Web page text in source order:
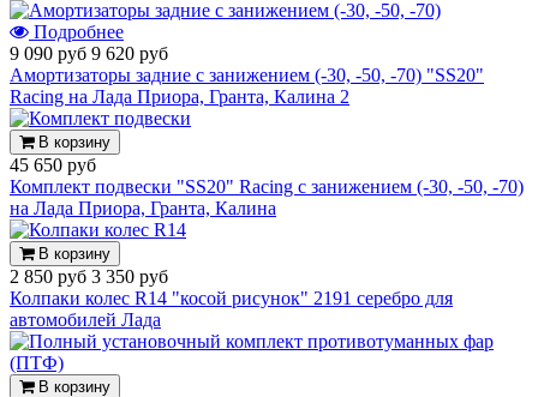
Подробнее
9 090 руб 9 620 руб
Амортизаторы задние с занижением (-30, -50, -70) "SS20"
Racing на Лада Приора, Гранта, Калина 2
В корзину
45 650 руб
Комплект подвески "SS20" Racing с занижением (-30, -50, -70)
на Лада Приора, Гранта, Калина
В корзину
2 850 руб 3 350 руб
Колпаки колес R14 "косой рисунок" 2191 серебро для
автомобилей Лада
В корзину